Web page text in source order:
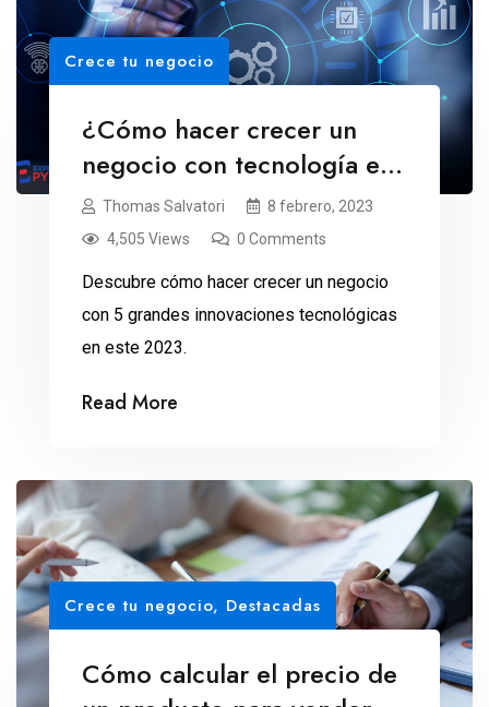
Crece tu negocio
¿Cómo hacer crecer un
negocio con tecnología en
2023?
Thomas Salvatori
8 febrero, 2023
4,505 Views
0 Comments
Descubre cómo hacer crecer un negocio
con 5 grandes innovaciones tecnológicas
en este 2023.
Read More
Crece tu negocio, Destacadas
Cómo calcular el precio de